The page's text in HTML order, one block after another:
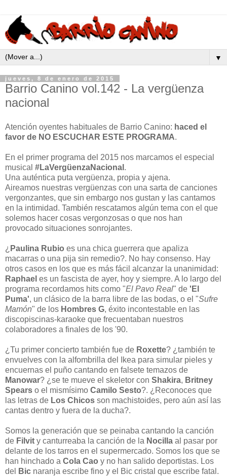
▼
jueves, 8 de enero de 2015
Barrio Canino vol.142 - La vergüenza
nacional
Atención oyentes habituales de Barrio Canino: haced el
favor de NO ESCUCHAR ESTE PROGRAMA.
En el primer programa del 2015 nos marcamos el especial
musical #LaVergüenzaNacional .
Una auténtica puta vergüenza, propia y ajena.
Aireamos nuestras vergüenzas con una sarta de canciones
vergonzantes, que sin embargo nos gustan y las cantamos
en la intimidad. También rescatamos algún tema con el que
solemos hacer cosas vergonzosas o que nos han
provocado situaciones sonrojantes.
¿ Paulina Rubio es una chica guerrera que apaliza
macarras o una pija sin remedio?. No hay consenso. Hay
otros casos en los que es más fácil alcanzar la unanimidad:
Raphael es un fascista de ayer, hoy y siempre. A lo largo del
programa recordamos hits como "El Pavo Real" de 'El
Puma', un clásico de la barra libre de las bodas, o el "Sufre
Mamón" de los Hombres G, éxito incontestable en las
discopiscinas-karaoke que frecuentaban nuestros
colaboradores a finales de los '90.
¿Tu primer concierto también fue de Roxette? ¿también te
envuelves con la alfombrilla del Ikea para simular pieles y
encuernas el puño cantando en falsete temazos de
Manowar? ¿se te mueve el skeletor con Shakira, Britney
Spears o el mismísimo Camilo Sesto?. ¿Reconoces que
las letras de Los Chicos son machistoides, pero aún así las
cantas dentro y fuera de la ducha?.
Somos la generación que se peinaba cantando la canción
de Filvit y canturreaba la canción de la Nocilla al pasar por
delante de los tarros en el supermercado. Somos los que se
han hinchado a Cola Cao y no han salido deportistas. Los
del
Bic naranja escribe fino y el Bic cristal que escribe fatal.